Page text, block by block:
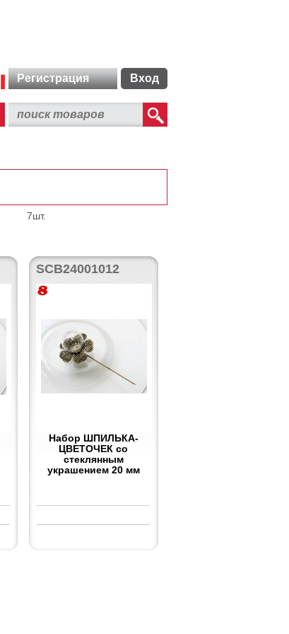
Регистрация Вход
7шт.
SCB24001012
Набор ШПИЛЬКА-
ЦВЕТОЧЕК со
стеклянным
украшением 20 мм